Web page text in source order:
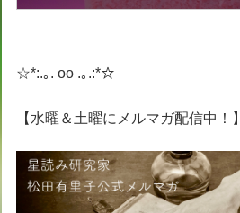
☆*:.｡. oo .｡.:*☆
【水曜＆土曜にメルマガ配信中！】